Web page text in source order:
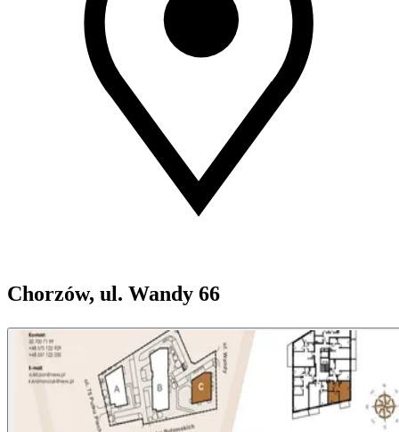
Chorzów, ul. Wandy 66